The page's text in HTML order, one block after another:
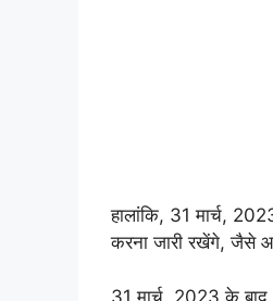
हालांकि, 31 मार्च,
करना जारी रखेंगे, जैसे